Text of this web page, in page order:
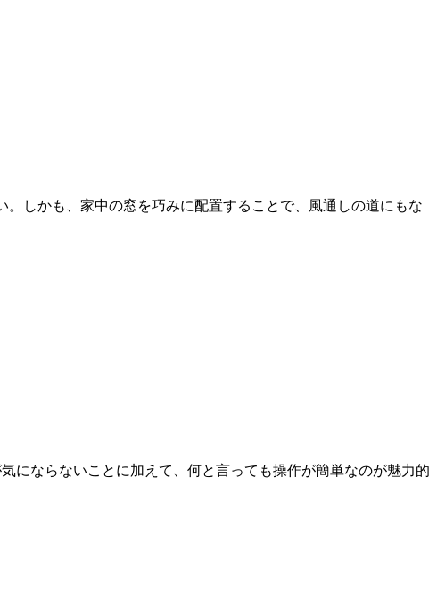
しかも、家中の窓を巧みに配置することで、風通しの道にもな
にならないことに加えて、何と言っても操作が簡単なのが魅力的